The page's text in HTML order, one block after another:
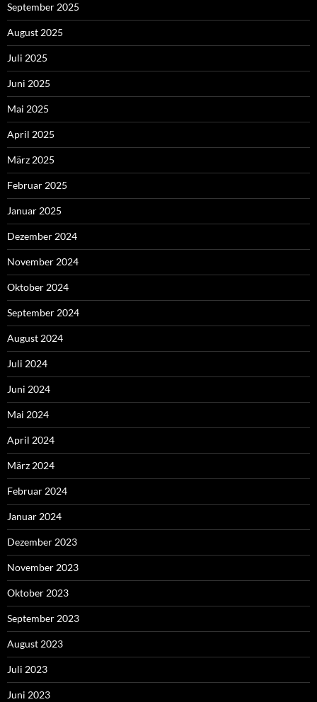
September 2025
August 2025
Juli 2025
Juni 2025
Mai 2025
April 2025
März 2025
Februar 2025
Januar 2025
Dezember 2024
November 2024
Oktober 2024
September 2024
August 2024
Juli 2024
Juni 2024
Mai 2024
April 2024
März 2024
Februar 2024
Januar 2024
Dezember 2023
November 2023
Oktober 2023
September 2023
August 2023
Juli 2023
Juni 2023